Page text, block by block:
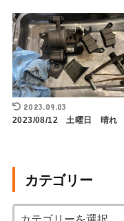
2023.09.03
2023/08/12 土曜日 晴れ
カテゴリー